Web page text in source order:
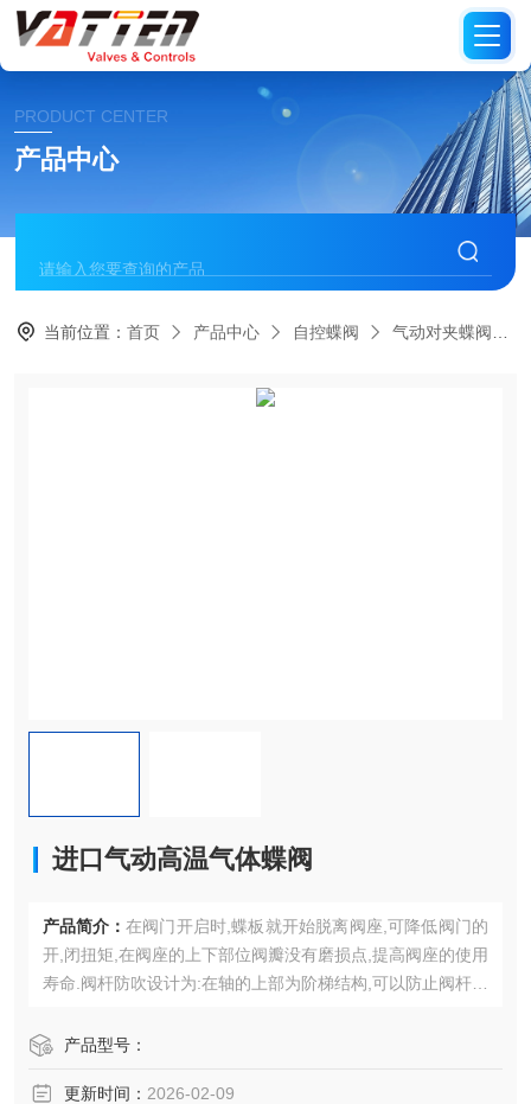
PRODUCT CENTER
产品中心
当前位置：首页 产品中心 自控蝶阀 气动对夹蝶阀
进口气动高温气体蝶阀
产品简介： 在阀门开启时,蝶板就开始脱离阀座,可降低阀门的
开,闭扭矩,在阀座的上下部位阀瓣没有磨损点,提高阀座的使用
寿命.阀杆防吹设计为:在轴的上部为阶梯结构,可以防止阀杆意
进口气动高温气体蝶阀
产品型号：
更新时间： 2026-02-09